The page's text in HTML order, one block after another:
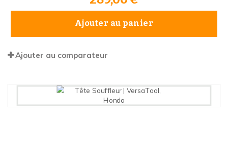
Ajouter au panier
Ajouter au comparateur